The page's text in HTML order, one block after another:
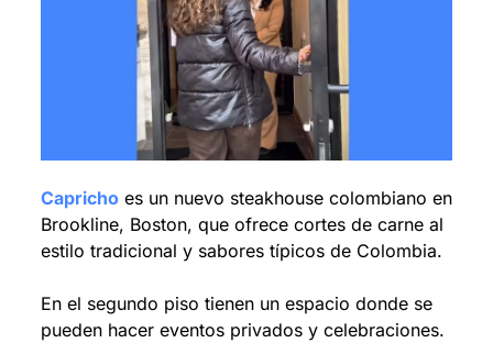
Capricho es un nuevo steakhouse colombiano en
Brookline, Boston, que ofrece cortes de carne al
estilo tradicional y sabores típicos de Colombia.
En el segundo piso tienen un espacio donde se
pueden hacer eventos privados y celebraciones.